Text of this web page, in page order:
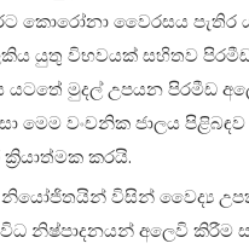
කොරෝනා වෛරසය පැතිර
යුතු විභවයක් සහිතව
යටතේ මුදල් උපයන පිරමීඩ
වංචනික ජාලය පිළිබඳව
කරයි.
නියෝජිතයින් විසින් වෛද්‍ය
නිෂ්පාදනයන් අලෙවි කිරීම